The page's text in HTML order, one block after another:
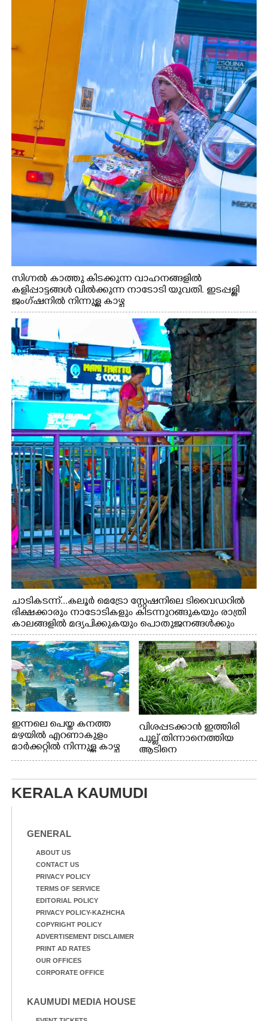
സിഗ്നൽ കാത്തു കിടക്കുന്ന വാഹനങ്ങളിൽ
കളിപ്പാട്ടങ്ങൾ വിൽക്കുന്ന നാടോടി യുവതി. ഇടപ്പള്ളി
ജംഗ്ഷനിൽ നിന്നുള്ള കാഴ്ച
ചാടികടന്ന്...കലൂർ മെട്രോ സ്റ്റേഷനിലെ ടിവൈഡറിൽ
ഭിക്ഷക്കാരും നാടോടികളും കിടന്നുറങ്ങുകയും രാത്രി
കാലങ്ങളിൽ മദ്യപിക്കുകയും പൊതുജനങ്ങൾക്കും
വാഹനത്തിൽ പോകുന്നവർക്കും ബുദ്ധിമുട്ട് ഉണ്ടായ
സാഹചര്യത്തിൽ അധികാരികൾ കമ്പി കൊണ്ട് മറച്ച
വേലി ചാടികടക്കുന്ന നാടോടി സ്ത്രീ
ഇന്നലെ പെയ്ത കനത്ത
മഴയിൽ എറണാകുളം
മാർക്കറ്റിൽ നിന്നുള്ള കാഴ്ച
വിശപ്പടക്കാൻ ഇത്തിരി
പുല്ല് തിന്നാനെത്തിയ
ആടിനെ
ആക്രമിക്കാനൊരുങ്ങുന്ന
വാത്തുരുത്തിയിൽ
KERALA KAUMUDI
GENERAL
ABOUT US
CONTACT US
PRIVACY POLICY
TERMS OF SERVICE
EDITORIAL POLICY
PRIVACY POLICY-KAZHCHA
COPYRIGHT POLICY
ADVERTISEMENT DISCLAIMER
PRINT AD RATES
OUR OFFICES
CORPORATE OFFICE
KAUMUDI MEDIA HOUSE